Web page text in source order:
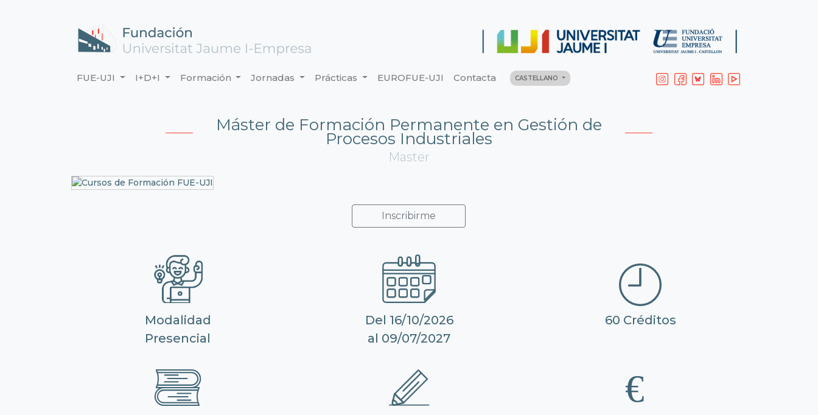
FUE-UJI I+D+I Formación Jornadas Prácticas EUROFUE-UJI Contacta CASTELLANO
Máster de Formación Permanente en Gestión de
Procesos Industriales
Master
Inscribirme
Modalidad
Presencial
Del 16/10/2026
al 09/07/2027
60 Créditos